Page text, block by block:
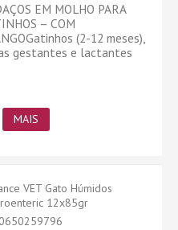
EM MOLHO PARA
– COM
(2-12 meses),
gestantes e lactantes
MAIS
VET Gato Húmidos
12x85gr